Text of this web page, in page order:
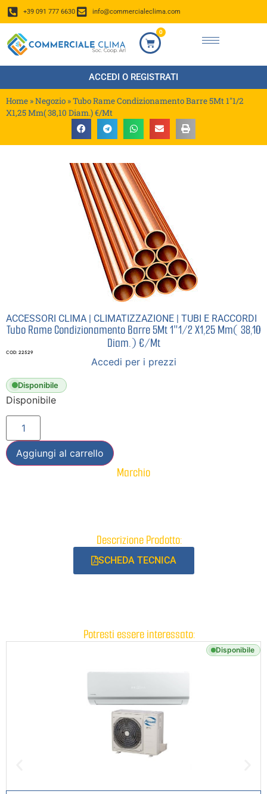
+39 091 777 6630 info@commercialeclima.com
0
ACCEDI O REGISTRATI
Home »Negozio »Tubo Rame Condizionamento Barre 5Mt 1″1/2
X1,25 Mm( 38,10 Diam.) €/Mt
ACCESSORI CLIMA | CLIMATIZZAZIONE | TUBI E RACCORDI
Tubo Rame Condizionamento Barre 5Mt 1″1/2 X1,25 Mm( 38,10
Diam.) €/Mt
COD: 22529
Accedi per i prezzi
Disponibile
Disponibile
Aggiungi al carrello
Marchio
Descrizione Prodotto:
SCHEDA TECNICA
Potresti essere interessato:
Disponibile